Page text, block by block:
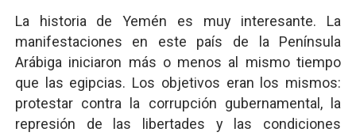
La historia de Yemén es muy interesante. La
manifestaciones en este país de la Península
Arábiga iniciaron más o menos al mismo tiempo
que las egipcias. Los objetivos eran los mismos:
protestar contra la corrupción gubernamental, la
represión de las libertades y las condiciones